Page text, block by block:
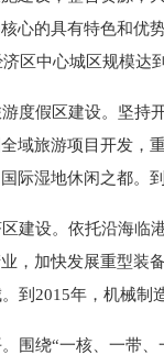
心的具有特色和优
区中心城区规模
度假区建设。坚持
域旅游项目开发，
际湿地休闲之都。
建设。依托沿海临
，加快发展重型装
到2015年，机械
围绕“一核、一带